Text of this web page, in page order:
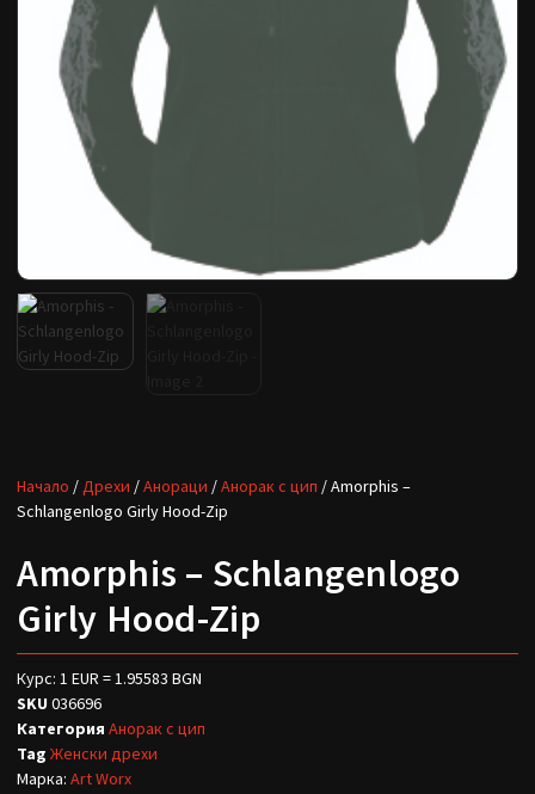
Начало /Дрехи /Анораци /Анорак с цип / Amorphis –
Schlangenlogo Girly Hood-Zip
Amorphis – Schlangenlogo
Girly Hood-Zip
Курс: 1 EUR = 1.95583 BGN
SKU 036696
Категория Анорак с цип
Tag Женски дрехи
Марка: Art Worx